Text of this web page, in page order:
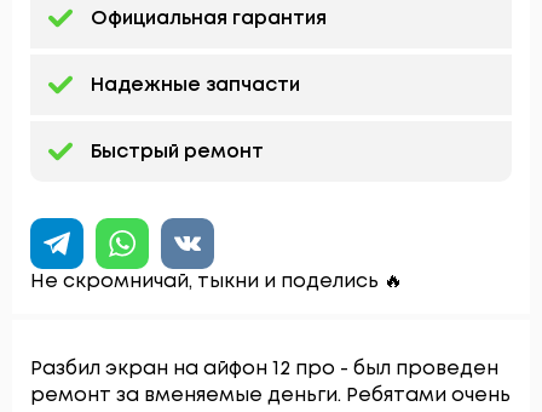
Официальная гарантия
Надежные запчасти
Быстрый ремонт
Не скромничай, тыкни и поделись 🔥
Разбил экран на айфон 12 про - был проведен
ремонт за вменяемые деньги. Ребятами очень